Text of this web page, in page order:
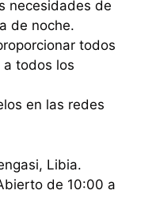
necesidades de
de noche.
todos
todos los
en las redes
Libia.
de 10:00 a